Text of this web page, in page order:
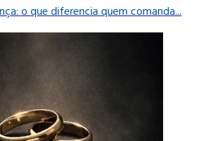
o que diferencia quem comanda...